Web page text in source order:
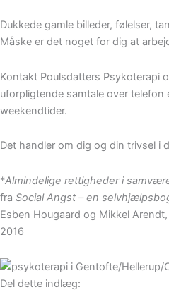
Dukkede gamle billeder, følelser,
Måske er det noget for dig at
Kontakt Poulsdatters Psykoterapi
uforpligtende samtale over telefon
weekendtider.
Det handler om dig og din trivsel i
*Almindelige rettigheder i
fra Social Angst – en
Esben Hougaard og Mikkel
2016
Del dette indlæg: